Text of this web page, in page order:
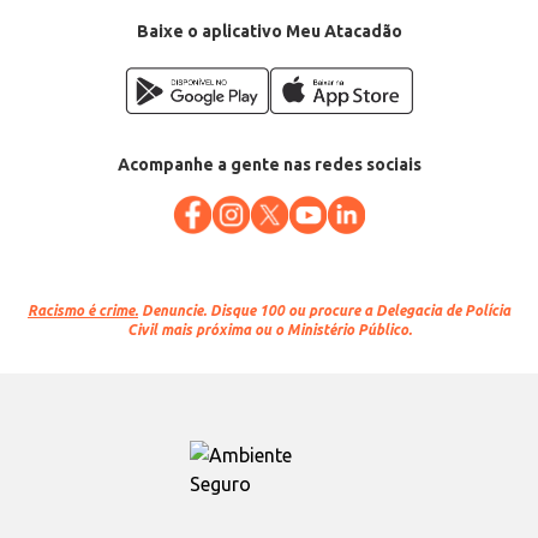
Baixe o aplicativo Meu Atacadão
Acompanhe a gente nas redes sociais
Racismo é crime. Denuncie. Disque 100 ou procure a Delegacia de Polícia
Civil mais próxima ou o Ministério Público.